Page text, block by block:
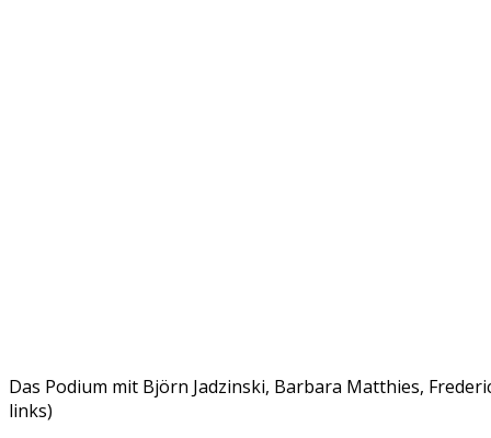
Das Podium mit Björn Jadzinski, Barbara Matthies,
links)